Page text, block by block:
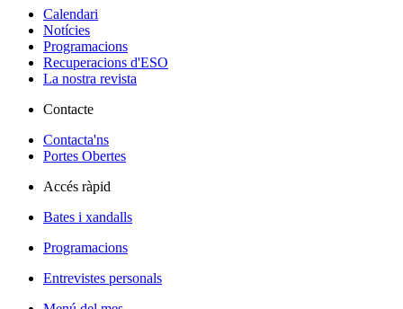
Calendari
Notícies
Programacions
Recuperacions d'ESO
La nostra revista
Contacte
Contacta'ns
Portes Obertes
Accés ràpid
Bates i xandalls
Programacions
Entrevistes personals